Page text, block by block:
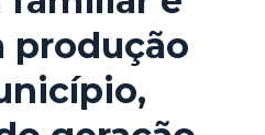
produção